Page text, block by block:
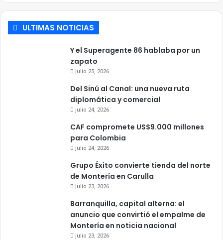
ULTIMAS NOTICIAS
Y el Superagente 86 hablaba por un
zapato
julio 25, 2026
Del Sinú al Canal: una nueva ruta
diplomática y comercial
julio 24, 2026
CAF compromete US$9.000 millones
para Colombia
julio 24, 2026
Grupo Éxito convierte tienda del norte
de Montería en Carulla
julio 23, 2026
Barranquilla, capital alterna: el
anuncio que convirtió el empalme de
Montería en noticia nacional
julio 23, 2026